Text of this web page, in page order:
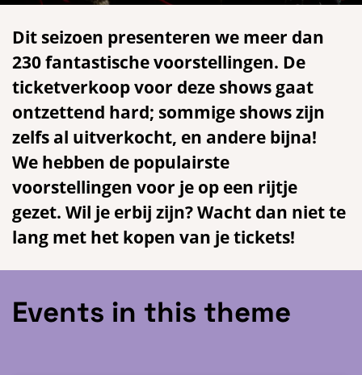
Dit seizoen presenteren we meer dan
230 fantastische voorstellingen. De
ticketverkoop voor deze shows gaat
ontzettend hard; sommige shows zijn
zelfs al uitverkocht, en andere bijna!
We hebben de populairste
voorstellingen voor je op een rijtje
gezet. Wil je erbij zijn? Wacht dan niet te
lang met het kopen van je tickets!
Events in this theme